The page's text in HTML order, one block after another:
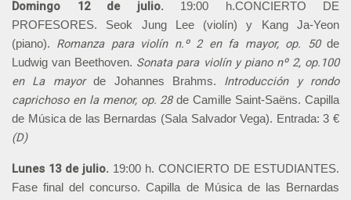
Domingo 12 de julio.
19:00 h.CONCIERTO DE
PROFESORES. Seok Jung Lee (violín) y Kang Ja-Yeon
(piano). Romanza para violín n.º 2 en fa mayor, op. 50de
Ludwig van Beethoven. Sonata para violín y piano nº 2, op.100
en La mayorde Johannes Brahms. Introducción y rondo
caprichoso en la menor, op. 28de Camille Saint-Saëns. Capilla
de Música de las Bernardas (Sala Salvador Vega). Entrada: 3 €
(D)
Lunes 13 de julio. 19:00 h. CONCIERTO DE ESTUDIANTES.
Fase final del concurso. Capilla de Música de las Bernardas